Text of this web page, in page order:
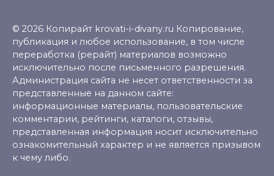
© 2026 Копирайт krovati-i-divany.ru Копирование,
публикация и любое использование, в том числе
переработка (рерайт) материалов возможно
исключительно после письменного разрешения.
Администрация сайта не несет ответственности за
представленные на данном сайте:
информационные материалы, пользовательские
комментарии, рейтинги, каталоги, отзывы,
представленная информация носит исключительно
ознакомительный характер и не является призывом
к чему либо.